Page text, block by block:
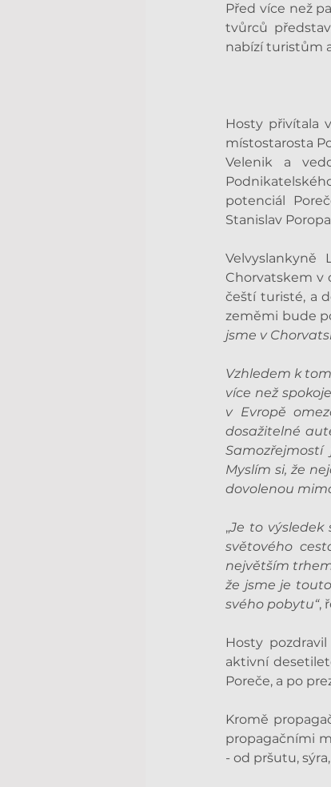
Před více než
tvůrců
nabízí turistům
Hosty přivítala
místostarosta
Velenik a
potenciál
Stanislav
Velvyslankyně
Chorvatskem v
čeští turisté, a
zeměmi bude
jsme v
Vzhledem k
více než
v Evropě
dosažitelné
Myslím si, že
dovolenou
„Je to výsledek
světového
největším
že jsme je
svého pobytu“,
Hosty
aktivní
Poreče, a po
Kromě
propagačními
- od pršutu,